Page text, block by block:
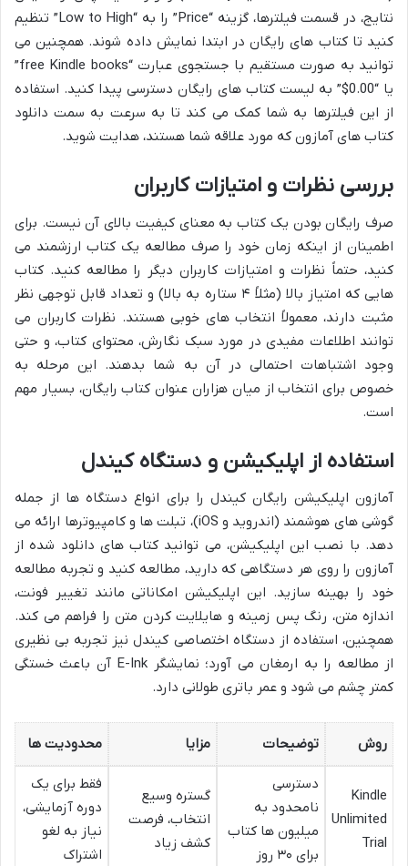
نتایج، در قسمت فیلترها، گزینه “Price” را به “Low to High” تنظیم
کنید تا کتاب های رایگان در ابتدا نمایش داده شوند. همچنین می
توانید به صورت مستقیم با جستجوی عبارت “free Kindle books”
یا “0.00$” به لیست کتاب های رایگان دسترسی پیدا کنید. استفاده
از این فیلترها به شما کمک می کند تا به سرعت به سمت دانلود
کتاب های آمازون که مورد علاقه شما هستند، هدایت شوید.
بررسی نظرات و امتیازات کاربران
صرف رایگان بودن یک کتاب به معنای کیفیت بالای آن نیست. برای
اطمینان از اینکه زمان خود را صرف مطالعه یک کتاب ارزشمند می
کنید، حتماً نظرات و امتیازات کاربران دیگر را مطالعه کنید. کتاب
هایی که امتیاز بالا (مثلاً ۴ ستاره به بالا) و تعداد قابل توجهی نظر
مثبت دارند، معمولاً انتخاب های خوبی هستند. نظرات کاربران می
توانند اطلاعات مفیدی در مورد سبک نگارش، محتوای کتاب، و حتی
وجود اشتباهات احتمالی در آن به شما بدهند. این مرحله به
خصوص برای انتخاب از میان هزاران عنوان کتاب رایگان، بسیار مهم
است.
استفاده از اپلیکیشن و دستگاه کیندل
آمازون اپلیکیشن رایگان کیندل را برای انواع دستگاه ها از جمله
گوشی های هوشمند (اندروید و iOS)، تبلت ها و کامپیوترها ارائه می
دهد. با نصب این اپلیکیشن، می توانید کتاب های دانلود شده از
آمازون را روی هر دستگاهی که دارید، مطالعه کنید و تجربه مطالعه
خود را بهینه سازید. این اپلیکیشن امکاناتی مانند تغییر فونت،
اندازه متن، رنگ پس زمینه و هایلایت کردن متن را فراهم می کند.
همچنین، استفاده از دستگاه اختصاصی کیندل نیز تجربه بی نظیری
از مطالعه را به ارمغان می آورد؛ نمایشگر E-Ink آن باعث خستگی
کمتر چشم می شود و عمر باتری طولانی دارد.
روش توضیحات مزایا محدودیت ها
Kindle
Unlimited
Trial
دسترسی
نامحدود به
میلیون ها کتاب
برای ۳۰ روز
گستره وسیع
انتخاب، فرصت
کشف زیاد
فقط برای یک
دوره آزمایشی،
نیاز به لغو
اشتراک